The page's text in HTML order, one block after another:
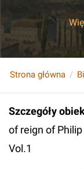
Strona główna
Szczegóły
of reign of
Vol.1